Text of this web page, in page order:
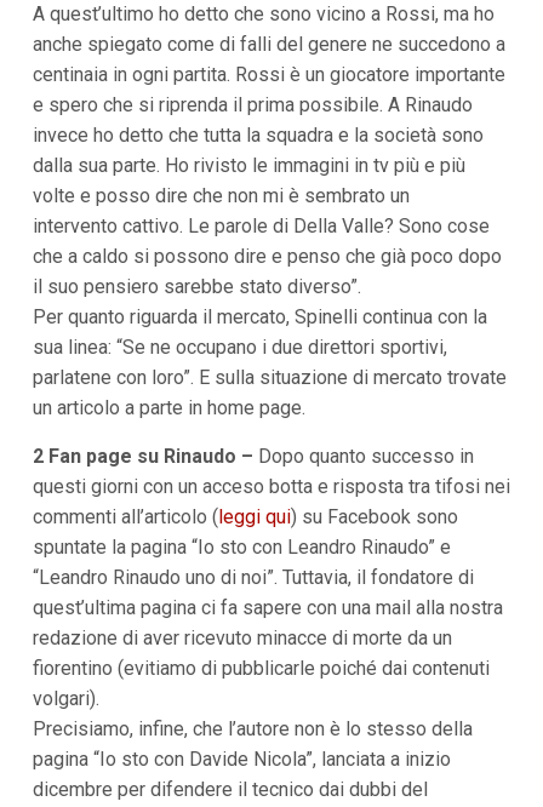
p
l
e
a
i
n
f
o
n
d
o
A quest’ultimo ho detto che sono vicino a Rossi, ma ho
anche spiegato come di falli del genere ne succedono a
centinaia in ogni partita. Rossi è un giocatore importante
e spero che si riprenda il prima possibile. A Rinaudo
invece ho detto che tutta la squadra e la società sono
dalla sua parte. Ho rivisto le immagini in tv più e più
volte e posso dire che non mi è sembrato un
intervento cattivo. Le parole di Della Valle? Sono cose
che a caldo si possono dire e penso che già poco dopo
il suo pensiero sarebbe stato diverso”.
Per quanto riguarda il mercato, Spinelli continua con la
sua linea: “Se ne occupano i due direttori sportivi,
parlatene con loro”. E sulla situazione di mercato trovate
un articolo a parte in home page.
2 Fan page su Rinaudo – Dopo quanto successo in
questi giorni con un acceso botta e risposta tra tifosi nei
commenti all’articolo ( leggi qui) su Facebook sono
spuntate la pagina “Io sto con Leandro Rinaudo” e
“Leandro Rinaudo uno di noi”. Tuttavia, il fondatore di
quest’ultima pagina ci fa sapere con una mail alla nostra
redazione di aver ricevuto minacce di morte da un
fiorentino (evitiamo di pubblicarle poiché dai contenuti
volgari).
Precisiamo, infine, che l’autore non è lo stesso della
pagina “Io sto con Davide Nicola”, lanciata a inizio
dicembre per difendere il tecnico dai dubbi del